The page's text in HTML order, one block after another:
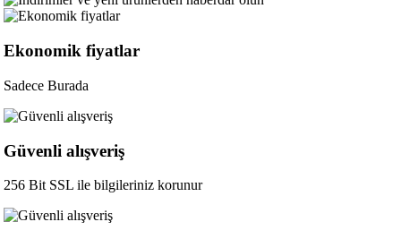
Ekonomik fiyatlar
Sadece Burada
Güvenli alışveriş
256 Bit SSL ile bilgileriniz korunur